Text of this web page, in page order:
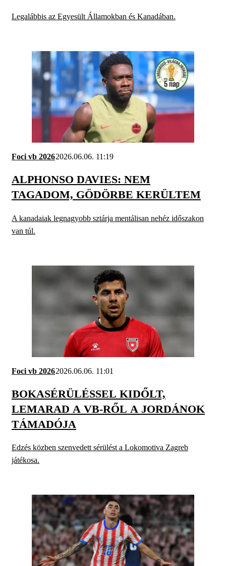
Legalábbis az Egyesült Államokban és Kanadában.
Foci vb 20262026.06.06. 11:19
ALPHONSO DAVIES: NEM
TAGADOM, GÖDÖRBE KERÜLTEM
A kanadaiak legnagyobb sztárja mentálisan nehéz időszakon
van túl.
Foci vb 20262026.06.06. 11:01
BOKASÉRÜLÉSSEL KIDŐLT,
LEMARAD A VB-RŐL A JORDÁNOK
TÁMADÓJA
Edzés közben szenvedett sérülést a Lokomotiva Zagreb
játékosa.